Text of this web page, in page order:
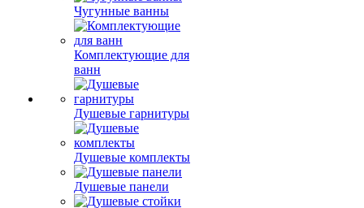
Чугунные ванны
Комплектующие для
ванн
Душевые гарнитуры
Душевые комплекты
Душевые панели